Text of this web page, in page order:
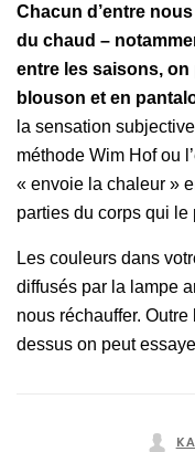
Chacun d’entre
du chaud –
entre les saisons,
blouson et en
la sensation
méthode Wim Hof ou
« envoie la chaleur »
parties du corps qui le
Les couleurs dans
diffusés par la lampe
nous réchauffer.
dessus on peut